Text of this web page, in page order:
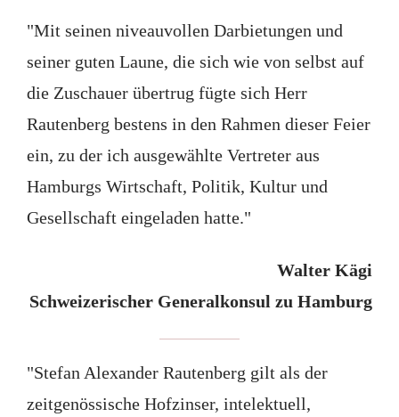
"Mit seinen niveauvollen Darbietungen und
seiner guten Laune, die sich wie von selbst auf
die Zuschauer übertrug fügte sich Herr
Rautenberg bestens in den Rahmen dieser Feier
ein, zu der ich ausgewählte Vertreter aus
Hamburgs Wirtschaft, Politik, Kultur und
Gesellschaft eingeladen hatte."
Walter Kägi
Schweizerischer Generalkonsul zu Hamburg
"Stefan Alexander Rautenberg gilt als der
zeitgenössische Hofzinser, intelektuell,